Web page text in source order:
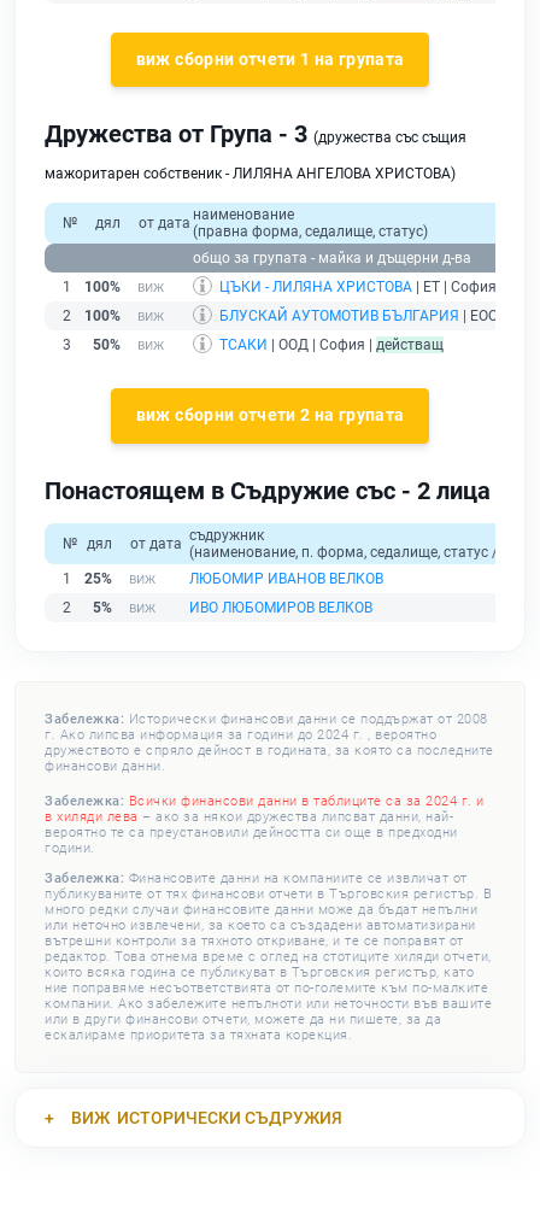
виж сборни отчети 1 на групата
Дружества от Група - 3 (дружества със същия
мажоритарен собственик - ЛИЛЯНА АНГЕЛОВА ХРИСТОВА)
№ дял от дата наименование
(правна форма, седалище, статус)
общо за групата - майка и дъщерни д-ва
1
100% ЦЪКИ - ЛИЛЯНА ХРИСТОВА | ЕТ | София |
2
100% БЛУСКАЙ АУТОМОТИВ БЪЛГАРИЯ
| ЕООД |
3
50% ТСАКИ | ООД | София | действащ
виж сборни отчети 2 на групата
Понастоящем в Съдружие със - 2 лица
№ дял от дата съдружник
(наименование, п. форма, седалище, статус /
1
25%
ЛЮБОМИР ИВАНОВ ВЕЛКОВ
2
5% ИВО ЛЮБОМИРОВ ВЕЛКОВ
Забележка: Исторически финансови данни се поддържат от 2008
г. Ако липсва информация за години до 2024 г. , вероятно
дружеството е спряло дейност в годината, за която са последните
финансови данни.
Забележка: Всички финансови данни в таблиците са за 2024 г. и
в хиляди лева – ако за някои дружества липсват данни, най-
вероятно те са преустановили дейността си още в предходни
години.
Забележка: Финансовите данни на компаниите се извличат от
публикуваните от тях финансови отчети в Търговския регистър. В
много редки случаи финансовите данни може да бъдат непълни
или неточно извлечени, за което са създадени автоматизирани
вътрешни контроли за тяхното откриване, и те се поправят от
редактор. Това отнема време с оглед на стотиците хиляди отчети,
които всяка година се публикуват в Търговския регистър, като
ние поправяме несъответствията от по-големите към по-малките
компании. Ако забележите непълноти или неточности във вашите
или в други финансови отчети, можете да ни пишете, за да
ескалираме приоритета за тяхната корекция.
ВИЖ ИСТОРИЧЕСКИ СЪДРУЖИЯ